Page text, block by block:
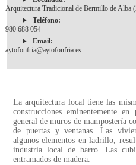
Arquitectura Tradicional de Bermillo de Alba
Teléfono:
980 688 054
Email:
aytofonfria@aytofonfria.es
La arquitectura local tiene las
construcciones eminentemente
general de muros de mampostería
de puertas y ventanas. Las
algunos elementos en ladrillo,
industria local de barro. Las
entramados de madera.